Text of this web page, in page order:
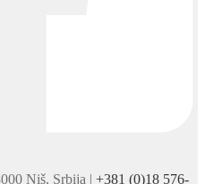
Niš, Srbija | +381 (0)18 576-